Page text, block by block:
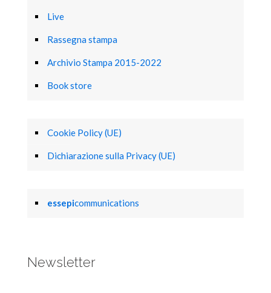
Live
Rassegna stampa
Archivio Stampa 2015-2022
Book store
Cookie Policy (UE)
Dichiarazione sulla Privacy (UE)
essepicommunications
Newsletter